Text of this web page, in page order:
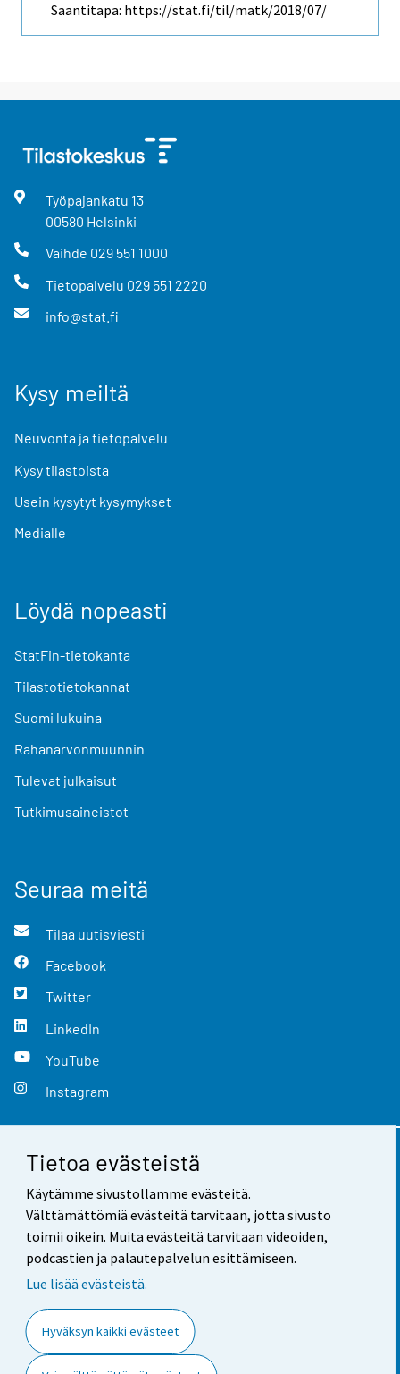
Tietoa evästeistä
Käytämme sivustollamme evästeitä.
Välttämättömiä evästeitä tarvitaan, jotta sivusto
toimii oikein. Muita evästeitä tarvitaan videoiden,
podcastien ja palautepalvelun esittämiseen.
Lue lisää evästeistä.
Hyväksyn kaikki evästeet
Saantitapa: https://stat.fi/til/matk/2018/07/
Työpajankatu 13
00580 Helsinki
Vaihde 029 551 1000
Tietopalvelu 029 551 2220
info@stat.fi
Kysy meiltä
Neuvonta ja tietopalvelu
Kysy tilastoista
Usein kysytyt kysymykset
Medialle
Löydä nopeasti
StatFin-tietokanta
Tilastotietokannat
Suomi lukuina
Rahanarvonmuunnin
Tulevat julkaisut
Tutkimusaineistot
Seuraa meitä
Tilaa uutisviesti
Facebook
Twitter
LinkedIn
YouTube
Instagram
Yhteystiedot
Palaute
Käyttöehdot
Saavutettavuus
Tietoa sivustosta